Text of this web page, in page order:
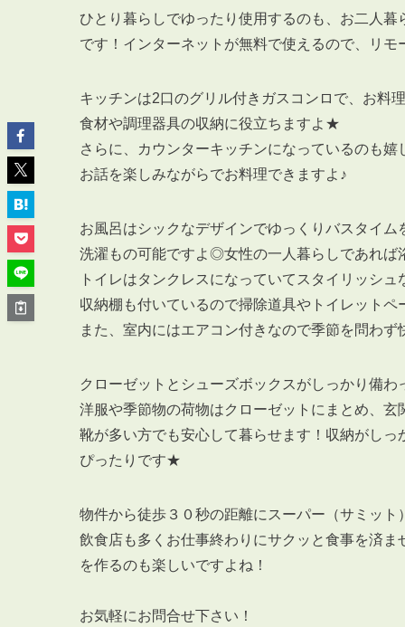
企業理念
スタッフ紹介
採用情報
SERVICE
管理オーナー様ご紹介制度
投資不動産を売却したい方
賃貸管理を依頼したい方
マンションの自主管理について
アパートの大規模修繕について
アパートの監視カメラ設置について
【受付時間】10:00~19:00（定休日：水曜日）
ひとり暮らしでゆったり使用するのも、お二人
です！インターネットが無料で使えるので、リ
キッチンは2口のグリル付きガスコンロで、お料
食材や調理器具の収納に役立ちますよ★
さらに、カウンターキッチンになっているのも
お話を楽しみながらでお料理できますよ♪
お風呂はシックなデザインでゆっくりバスタイ
洗濯もの可能ですよ◎女性の一人暮らしであれば
トイレはタンクレスになっていてスタイリッシ
収納棚も付いているので掃除道具やトイレットペ
また、室内にはエアコン付きなので季節を問わ
クローゼットとシューズボックスがしっかり備
洋服や季節物の荷物はクローゼットにまとめ、
靴が多い方でも安心して暮らせます！収納がし
ぴったりです★
物件から徒歩３０秒の距離にスーパー（サミッ
飲食店も多くお仕事終わりにサクッと食事を済
を作るのも楽しいですよね！
お気軽にお問合せ下さい！